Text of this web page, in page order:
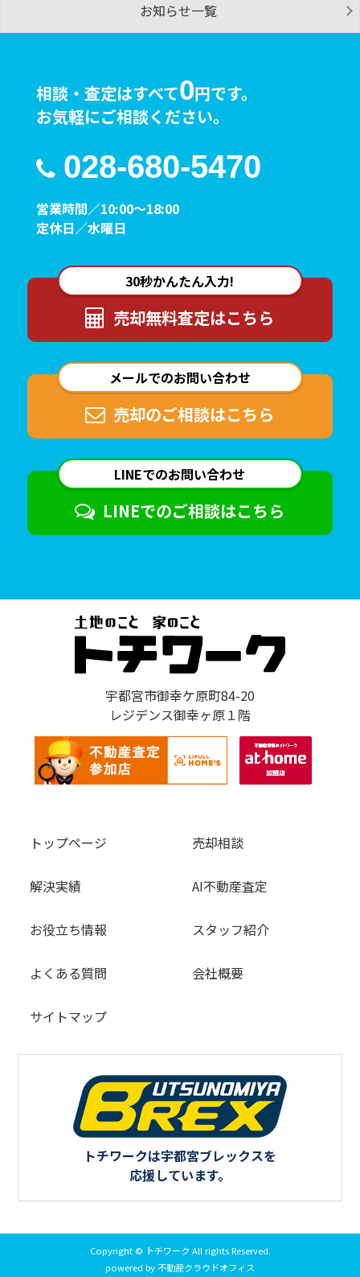
お知らせ一覧
相談・査定はすべて0円です。
お気軽にご相談ください。
028-680-5470
営業時間／10:00～18:00
定休日／水曜日
30秒かんたん入力!
売却無料査定はこちら
メールでのお問い合わせ
売却のご相談はこちら
LINEでのお問い合わせ
LINEでのご相談はこちら
宇都宮市御幸ケ原町84-20
レジデンス御幸ヶ原１階
トップページ 売却相談
解決実績 AI不動産査定
お役立ち情報 スタッフ紹介
よくある質問 会社概要
サイトマップ
トチワークは宇都宮ブレックスを
応援しています。
Copyright © トチワーク All rights Reserved.
powered by 不動産クラウドオフィス